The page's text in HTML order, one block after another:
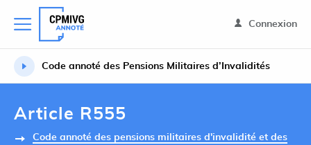
Connexion
Code annoté des Pensions Militaires d’Invalidités
Article R555
Code annoté des pensions militaires d'invalidité et des